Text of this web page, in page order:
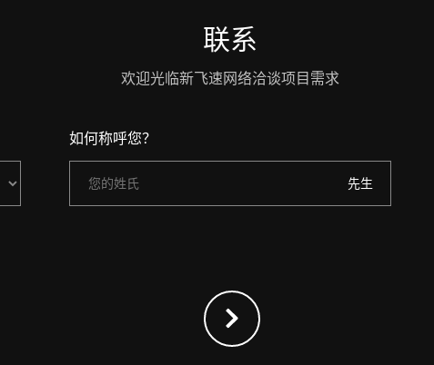
联系
欢迎光临新飞速网络洽谈项目需求
如何称呼您？
先生